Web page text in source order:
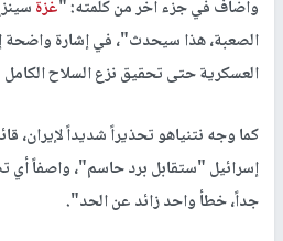
وأضاف في جزء آخر من كلمته: "غزة
الصعبة، هذا سيحدث"، في إشارة واضحة
العسكرية حتى تحقيق نزع السلاح
كما وجه نتنياهو تحذيراً شديداً لإيران،
إسرائيل "ستقابل برد حاسم"، واصفاً أي
جداً، خطأ واحد زائد عن الحد".